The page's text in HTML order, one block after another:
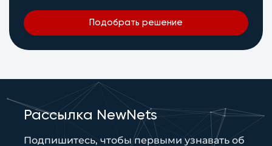
Подобрать решение
Рассылка NewNets
Подпишитесь, чтобы первыми узнавать об